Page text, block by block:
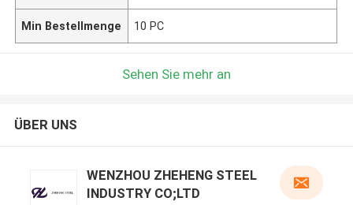
Min Bestellmenge 10 PC
Sehen Sie mehr an
ÜBER UNS
WENZHOU ZHEHENG STEEL
INDUSTRY CO;LTD